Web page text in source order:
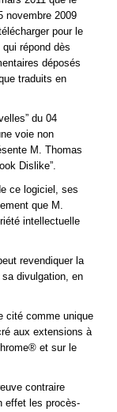
novembre 2009
pour le
répond dès
déposés
traduits en
du 04
voie non
M. Thomas
Dislike”.
ce logiciel, ses
que M.
intellectuelle
revendiquer la
divulgation, en
cité comme unique
aux extensions à
et sur le
contraire
effet les procès-